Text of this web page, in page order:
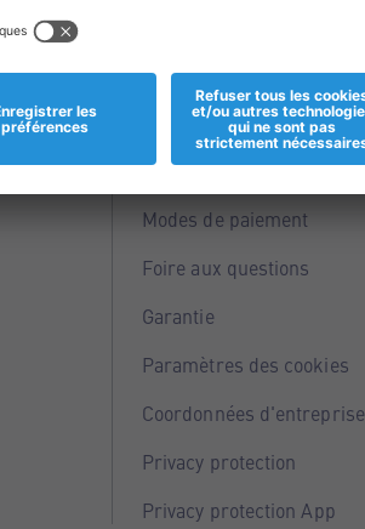
Informations
Magasins
Modes de paiement
Foire aux questions
Garantie
Paramètres des cookies
Coordonnées d'entreprise
Privacy protection
Privacy protection App